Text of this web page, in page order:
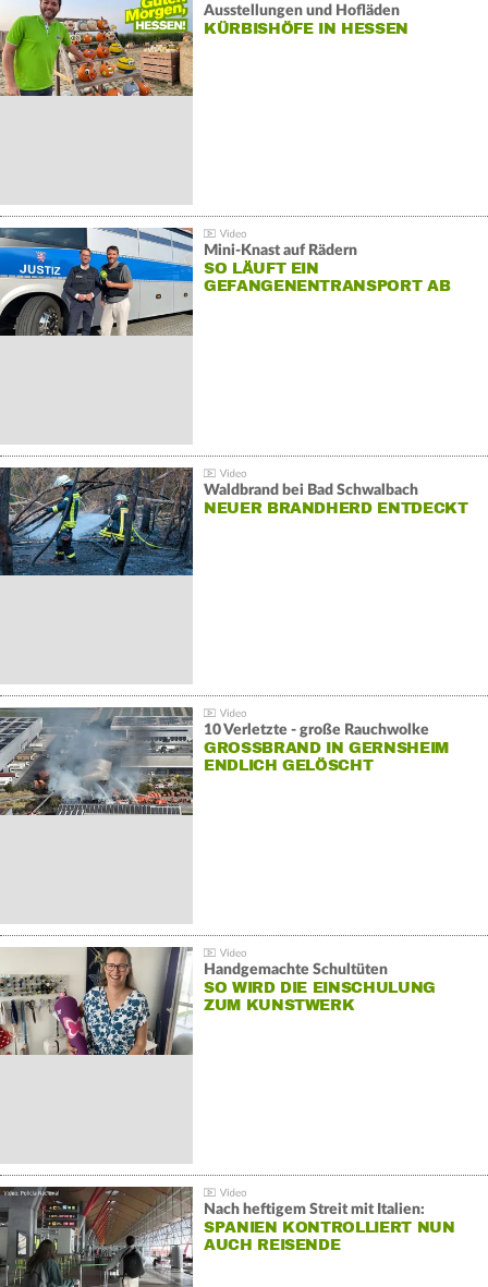
Ausstellungen und Hofläden
KÜRBISHÖFE IN HESSEN
Mini-Knast auf Rädern
SO LÄUFT EIN
GEFANGENENTRANSPORT AB
Waldbrand bei Bad Schwalbach
NEUER BRANDHERD ENTDECKT
10 Verletzte - große Rauchwolke
GROSSBRAND IN GERNSHEIM E
NDLICH GELÖSCHT
Handgemachte Schultüten
SO WIRD DIE EINSCHULUNG
ZUM KUNSTWERK
Nach heftigem Streit mit Italien:
SPANIEN KONTROLLIERT NUN
AUCH REISENDE